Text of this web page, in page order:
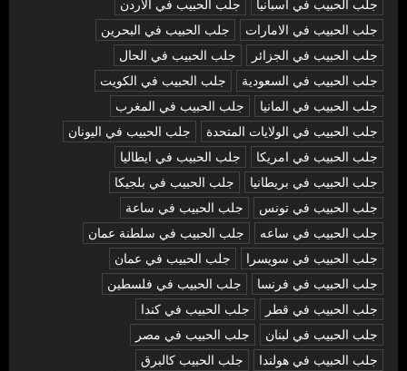
جلب الحبيب في اسبانيا
جلب الحبيب في الاردن
جلب الحبيب في الامارات
جلب الحبيب في البحرين
جلب الحبيب في الجزائر
جلب الحبيب في الحال
جلب الحبيب في السعودية
جلب الحبيب في الكويت
جلب الحبيب في المانيا
جلب الحبيب في المغرب
جلب الحبيب في الولايات المتحدة
جلب الحبيب في اليونان
جلب الحبيب في امريكا
جلب الحبيب في ايطاليا
جلب الحبيب في بريطانيا
جلب الحبيب في بلجيكا
جلب الحبيب في تونس
جلب الحبيب في ساعة
جلب الحبيب في ساعه
جلب الحبيب في سلطنة عمان
جلب الحبيب في سويسرا
جلب الحبيب في عمان
جلب الحبيب في فرنسا
جلب الحبيب في فلسطين
جلب الحبيب في قطر
جلب الحبيب في كندا
جلب الحبيب في لبنان
جلب الحبيب في مصر
جلب الحبيب في هولندا
جلب الحبيب كالبرق